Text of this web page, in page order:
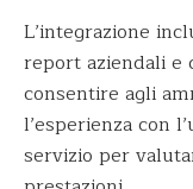
L’integrazione
report aziendali e
consentire agli
l’esperienza con
servizio per